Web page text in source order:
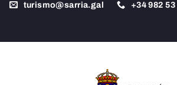
turismo@sarria.gal +34982 53